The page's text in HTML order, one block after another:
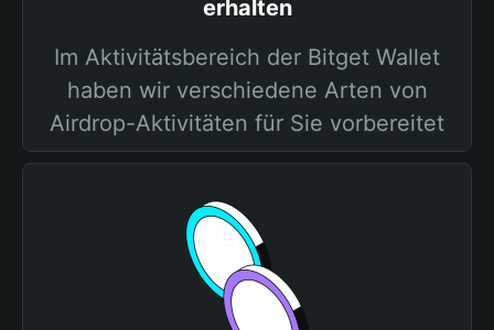
erhalten
Im Aktivitätsbereich der Bitget Wallet
haben wir verschiedene Arten von
Airdrop-Aktivitäten für Sie vorbereitet